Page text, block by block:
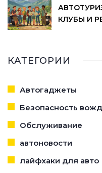
КЛУБЫ И
КАТЕГОРИИ
Автогаджеты
Безопасность
Обслуживание
автоновости
лайфхаки для авто